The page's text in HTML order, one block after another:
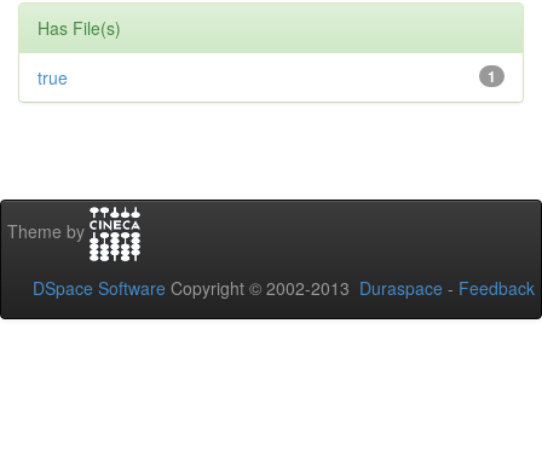
Has File(s)
1
true
Theme by
DSpace Software Copyright © 2002-2013 Duraspace - Feedback